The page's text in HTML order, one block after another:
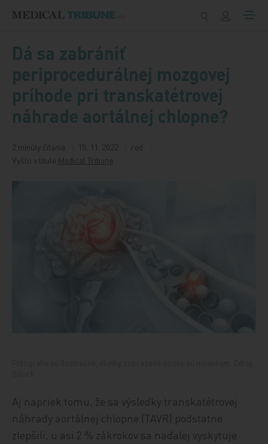
Dá sa zabrániť
periprocedurálnej mozgovej
príhode pri transkatétrovej
náhrade aortálnej chlopne?
2 minúty čítania 15. 11. 2022
red
Vyšlo v titule Medical Tribune
Aj napriek tomu, že sa výsledky transkatétrovej
náhrady aortálnej chlopne (TAVR) podstatne
zlepšili, u asi 2 % zákrokov sa naďalej vyskytuje